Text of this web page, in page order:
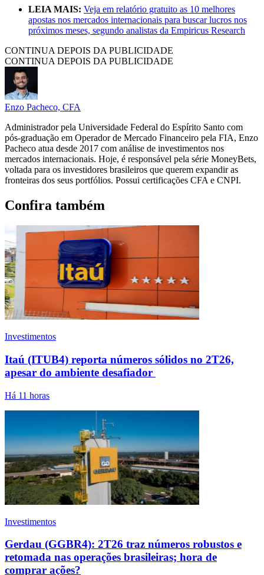
LEIA MAIS: Veja em relatório gratuito as 10 melhores
apostas nos mercados internacionais para buscar lucros nos
próximos meses, segundo analistas da Empiricus Research
CONTINUA DEPOIS DA PUBLICIDADE
CONTINUA DEPOIS DA PUBLICIDADE
Enzo Pacheco, CFA
Administrador pela Universidade Federal do Espírito Santo com
pós-graduação em Operador de Mercado Financeiro pela FIA, Enzo
Pacheco atua desde 2017 com análise de investimentos nos
mercados internacionais. Hoje, é responsável pela série MoneyBets,
voltada para os investidores brasileiros que querem expandir as
fronteiras dos seus portfólios. Possui certificações CFA e CNPI.
Confira também
Investimentos
Itaú (ITUB4) reporta números sólidos no 2T26,
apesar do ambiente desafiador
Há 11 horas
Investimentos
Gerdau (GGBR4): 2T26 traz números robustos e
retomada nas operações brasileiras; hora de
comprar ações?